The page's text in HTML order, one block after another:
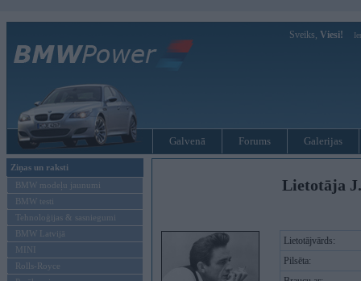
Sveiks, Viesi!
Galvenā Forums Galerijas
Ziņas un raksti
BMW modeļu jaunumi
BMW testi
Tehnoloģijas & sasniegumi
BMW Latvijā
MINI
Rolls-Royce
Lietotāja
Lietotājvārds:
Pilsēta: